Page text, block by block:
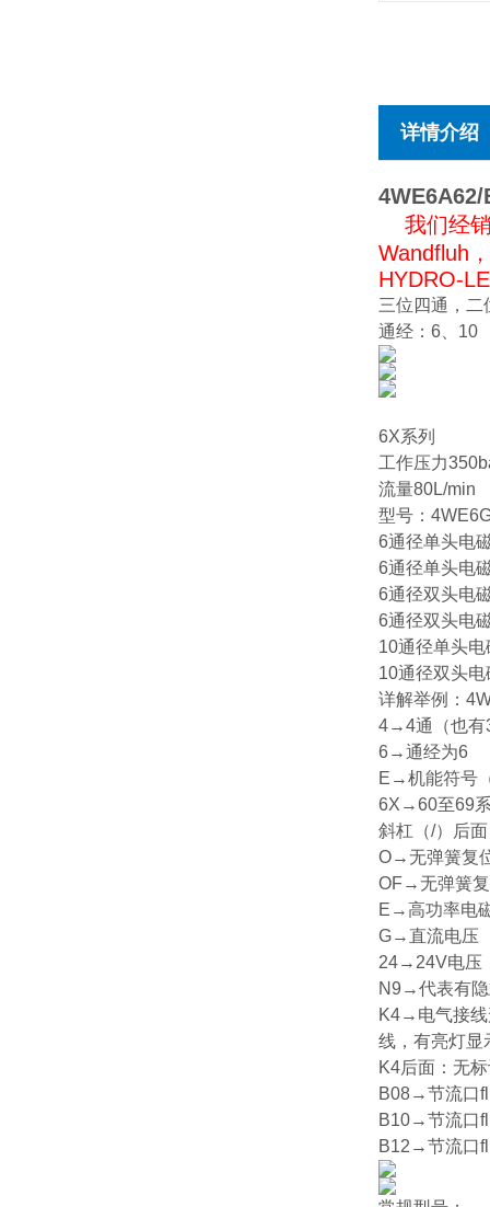
详情介绍
4WE6A62/
我们经
Wandfluh
HYDRO-
三位四通，二
通经：6、10
6X系列
工作压力
流量80L/min
型号：
6通径单头电
6通径单头电
6通径双头电
6通径双头电
10通径单头
10通径双头
详解举例：
4→4通（也有
6→通经为6
E→机能符号
6X→60至69
斜杠（/）后
O→无弹簧复
OF→无弹簧
E→高功率电
G→直流电压
24→24V电压
N9→代表有隐
K4→电气接线
线，有亮灯显
K4后面：无
B08→节流口fl
B10→节流口fl
B12→节流口fl